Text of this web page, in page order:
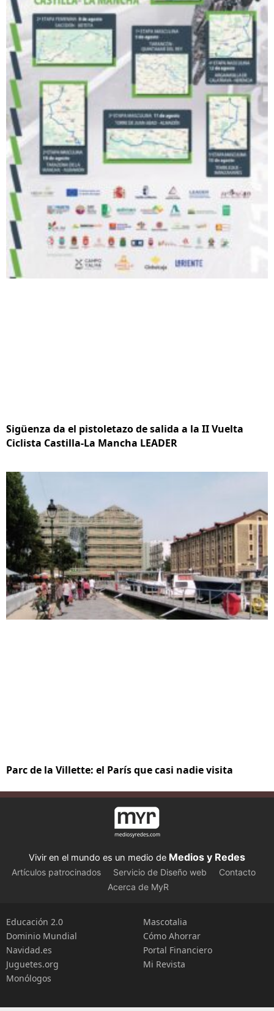
Sigüenza da el pistoletazo de salida a la II Vuelta
Ciclista Castilla-La Mancha LEADER
Parc de la Villette: el París que casi nadie visita
Vivir en el mundo es un medio de Medios y Redes
Artículos patrocinados Servicio de Diseño web
Contacto
Acerca de MyR
Educación 2.0
Dominio Mundial
Navidad.es
Juguetes.org
Monólogos
Mascotalia
Cómo Ahorrar
Portal Financiero
Mi Revista